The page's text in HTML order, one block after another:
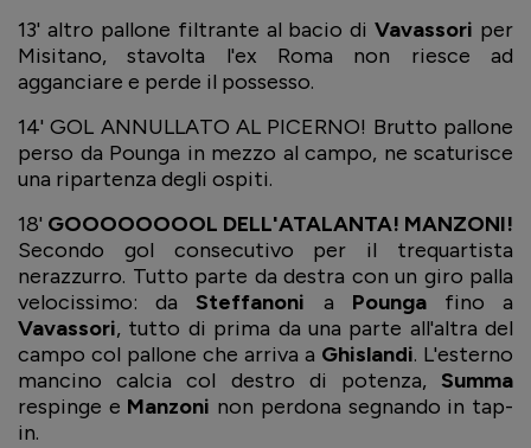
13' altro pallone filtrante al bacio diVavassori per
Misitano, stavolta l'ex Roma non riesce ad
agganciare e perde il possesso.
14' GOL ANNULLATO AL PICERNO! Brutto pallone
perso da Pounga in mezzo al campo, ne scaturisce
una ripartenza degli ospiti.
18' GOOOOOOOOL DELL'ATALANTA! MANZONI!
Secondo gol consecutivo per il trequartista
nerazzurro. Tutto parte da destra con un giro palla
velocissimo: da Steffanoni a Poungafino a
Vavassori, tutto di prima da una parte all'altra del
campo col pallone che arriva a Ghislandi. L'esterno
mancino calcia col destro di potenza, Summa
respinge e Manzoni non perdona segnando in tap-
in.